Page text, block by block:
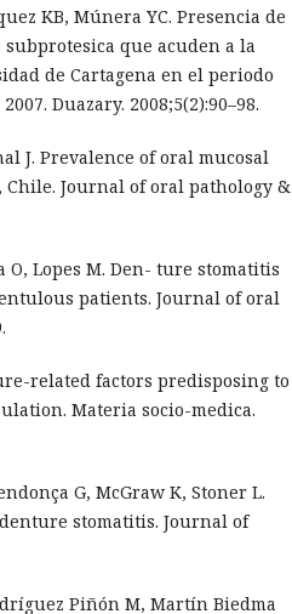
KB, Múnera YC. Presencia de
que acuden a la
de Cartagena en el periodo
Duazary. 2008;5(2):90–98.
J. Prevalence of oral mucosal
Journal of oral pathology &
O, Lopes M. Den- ture stomatitis
patients. Journal of oral
related factors predisposing to
Materia socio-medica.
G, McGraw K, Stoner L.
stomatitis. Journal of
Piñón M, Martín Biedma